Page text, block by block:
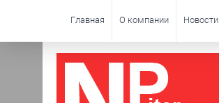
Главная О компании Новости